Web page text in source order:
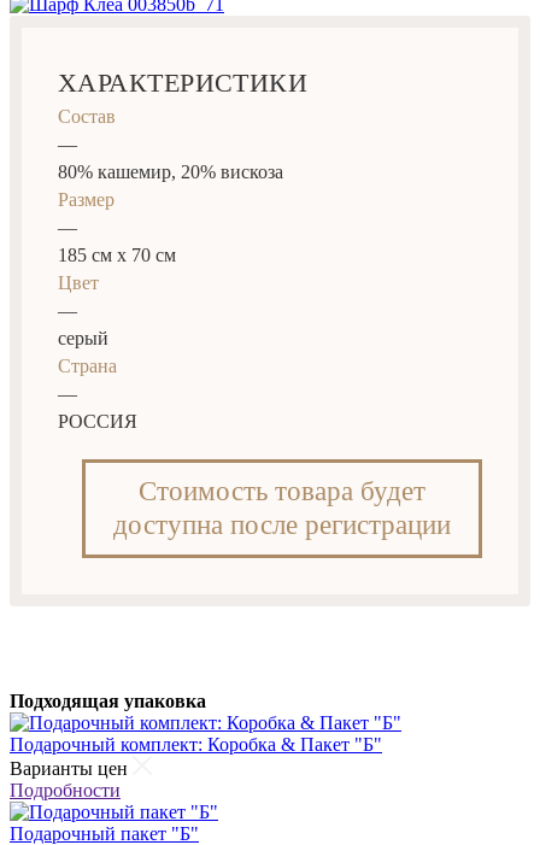
ХАРАКТЕРИСТИКИ
Состав
—
80% кашемир, 20% вискоза
Размер
—
185 см x 70 см
Цвет
—
серый
Страна
—
РОССИЯ
Стоимость товара будет
доступна после регистрации
Подходящая упаковка
Подарочный комплект: Коробка & Пакет "Б"
Варианты цен
Подробности
Подарочный пакет "Б"